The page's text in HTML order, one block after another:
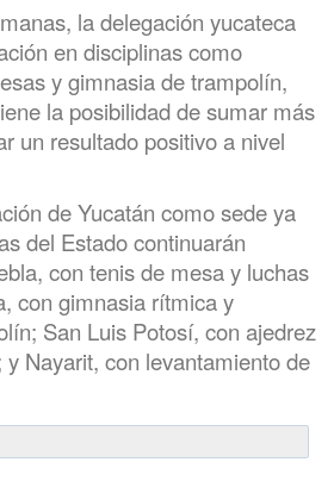
la delegación yucateca
en disciplinas como
y gimnasia de trampolín,
la posibilidad de sumar más
un resultado positivo a nivel
de Yucatán como sede ya
del Estado continuarán
con tenis de mesa y luchas
con gimnasia rítmica y
San Luis Potosí, con ajedrez
Nayarit, con levantamiento de